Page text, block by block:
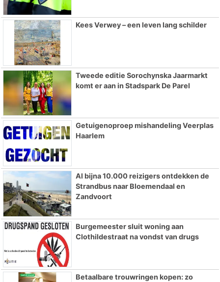
Kees Verwey – een leven lang schilder
Tweede editie Sorochynska Jaarmarkt
komt er aan in Stadspark De Parel
Getuigenoproep mishandeling Veerplas
Haarlem
Al bijna 10.000 reizigers ontdekken de
Strandbus naar Bloemendaal en
Zandvoort
Burgemeester sluit woning aan
Clothildestraat na vondst van drugs
Betaalbare trouwringen kopen: zo